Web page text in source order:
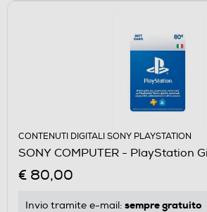
CONTENUTI DIGITALI SONY PLAYSTATION
SONY COMPUTER - PlayStation
€ 80,00
Invio tramite e-mail: sempre gratuito